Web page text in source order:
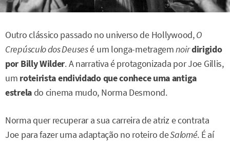
Outro clássico passado no universo de Hollywood,O
Crepúsculo dos Deusesé um longa-metragemnoirdirigido
por Billy Wilder. A narrativa é protagonizada por Joe Gillis,
um roteirista endividado que conhece uma antiga
estrelado cinema mudo, Norma Desmond.
Norma quer recuperar a sua carreira de atriz e contrata
Joe para fazer uma adaptação no roteiro deSalomé. É aí